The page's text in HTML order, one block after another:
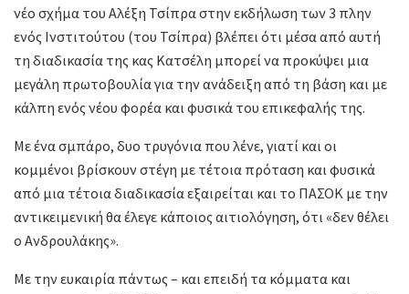
νέο σχήμα του Αλέξη Τσίπρα στην εκδήλωση των 3 πλην
ενός Ινστιτούτου (του Τσίπρα) βλέπει ότι μέσα από αυτή
τη διαδικασία της κας Κατσέλη μπορεί να προκύψει μια
μεγάλη πρωτοβουλία για την ανάδειξη από τη βάση και με
κάλπη ενός νέου φορέα και φυσικά του επικεφαλής της.
Με ένα σμπάρο, δυο τρυγόνια που λένε, γιατί και οι
κομμένοι βρίσκουν στέγη με τέτοια πρόταση και φυσικά
από μια τέτοια διαδικασία εξαιρείται και το ΠΑΣΟΚ με την
αντικειμενική θα έλεγε κάποιος αιτιολόγηση, ότι «δεν θέλει
ο Ανδρουλάκης».
Με την ευκαιρία πάντως – και επειδή τα κόμματα και